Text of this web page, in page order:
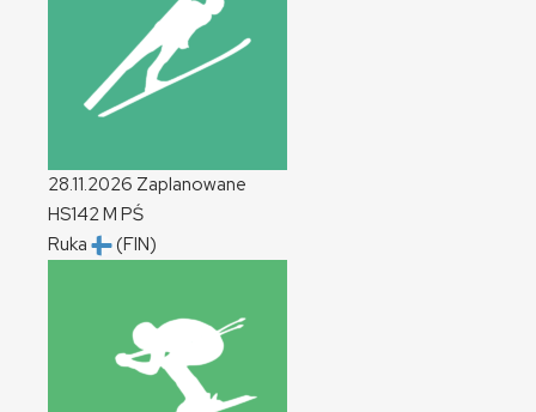
28.11.2026 Zaplanowane
HS142M PŚ
Ruka
(FIN)